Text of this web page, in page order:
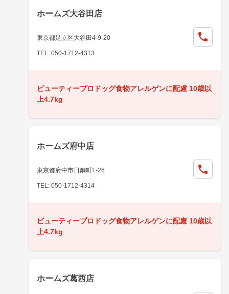
ホームズ大谷田店
東京都足立区大谷田4-9-20
TEL: 050-1712-4313
ビューティープロドッグ食物アレルゲンに配慮 10歳以
上4.7kg
ホームズ府中店
東京都府中市日鋼町1-26
TEL: 050-1712-4314
ビューティープロドッグ食物アレルゲンに配慮 10歳以
上4.7kg
ホームズ葛西店